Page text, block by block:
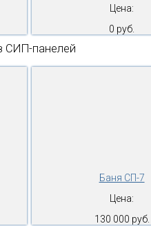
Цена:
0 руб.
СИП-панелей
Баня СП-7
Цена:
130 000 руб.